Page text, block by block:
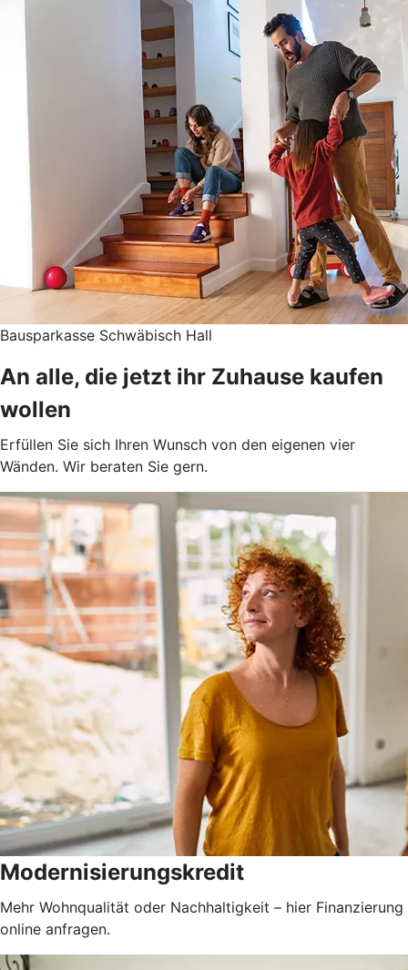
Bausparkasse Schwäbisch Hall
An alle, die jetzt ihr Zuhause kaufen
wollen
Erfüllen Sie sich Ihren Wunsch von den eigenen vier
Wänden. Wir beraten Sie gern.
Modernisierungskredit
Mehr Wohnqualität oder Nachhaltigkeit – hier Finanzierung
online anfragen.